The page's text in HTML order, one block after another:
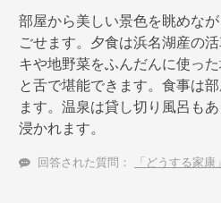
部屋から美しい景色を眺めな
ごせます。夕食は浜名湖産の
キや地野菜をふんだんに使っ
と舌で堪能できます。食事は
ます。温泉は貸し切り風呂も
浸かれます。
回答された質問： 「どうする家